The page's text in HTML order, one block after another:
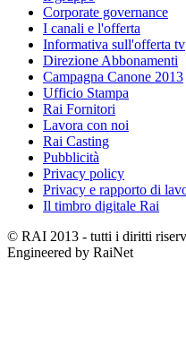
Corporate governance
I canali e l'offerta
Informativa sull'offerta tv
Direzione Abbonamenti
Campagna Canone 2013
Ufficio Stampa
Rai Fornitori
Lavora con noi
Rai Casting
Pubblicità
Privacy policy
Privacy e rapporto di
Il timbro digitale Rai
© RAI 2013 - tutti i diritti
Engineered by RaiNet